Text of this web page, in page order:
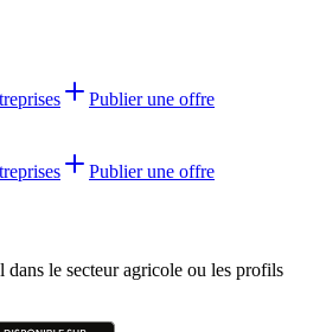
Publier une offre
Publier une offre
le secteur agricole ou les profils